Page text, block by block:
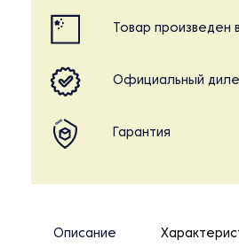
Товар произведен
Официальный
Гарантия
Описание